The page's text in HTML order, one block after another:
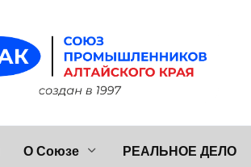
О Союзе РЕАЛЬНОЕ ДЕЛО